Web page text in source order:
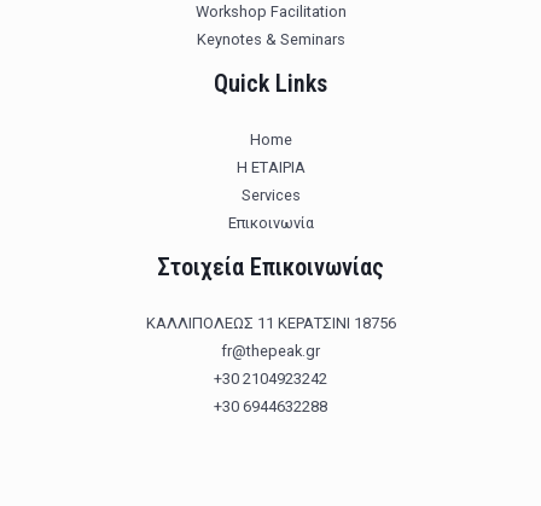
Workshop Facilitation
Keynotes & Seminars
Quick Links
Home
Η ΕΤΑΙΡΙΑ
Services
Επικοινωνία
Στοιχεία Επικοινωνίας
ΚΑΛΛΙΠΟΛΕΩΣ 11 ΚΕΡΑΤΣΙΝΙ 18756
fr@thepeak.gr
+30 2104923242
+30 6944632288